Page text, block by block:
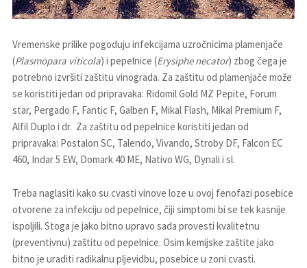
Vremenske prilike pogoduju infekcijama uzročnicima plamenjače
(Plasmopara viticola) i pepelnice (Erysiphe necator) zbog čega je
potrebno izvršiti zaštitu vinograda. Za zaštitu od plamenjače može
se koristiti jedan od pripravaka: Ridomil Gold MZ Pepite, Forum
star, Pergado F, Fantic F, Galben F, Mikal Flash, Mikal Premium F,
Alfil Duplo i dr. Za zaštitu od pepelnice koristiti jedan od
pripravaka: Postalon SC, Talendo, Vivando, Stroby DF, Falcon EC
460, Indar 5 EW, Domark 40 ME, Nativo WG, Dynali i sl.
Treba naglasiti kako su cvasti vinove loze u ovoj fenofazi posebice
otvorene za infekciju od pepelnice, čiji simptomi bi se tek kasnije
ispoljili. Stoga je jako bitno upravo sada provesti kvalitetnu
(preventivnu) zaštitu od pepelnice. Osim kemijske zaštite jako
bitno je uraditi radikalnu pljevidbu, posebice u zoni cvasti.